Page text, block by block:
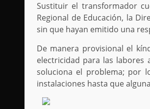
Sustituir el transformador
Regional de Educación, la
sin que hayan emitido una
De manera provisional el
electricidad para las labores
soluciona el problema; por
instalaciones hasta que